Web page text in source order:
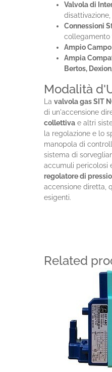
Valvola di
Connessioni
collegamento
Ampio
Ampia
Bertos,
Modalità
Lavalvola gas SIT
di un'accensione
collettiva e altri
la regolazione e lo
manopola di
sistema di
accumuli pericolosi
regolatore di
accensione diretta,
esigenti.
Related